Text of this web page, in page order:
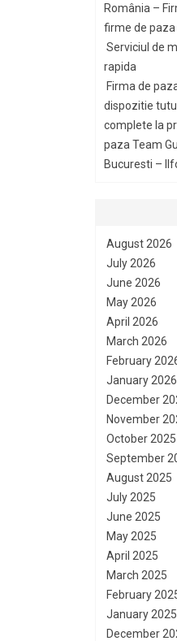
România –
firme de
Serviciul de
rapida
Firma de
dispozitie
complete la
paza Team
Bucuresti –
August 2026
July 2026
June 2026
May 2026
April 2026
March 2026
February
January 2026
December
November
October 2025
September
August 2025
July 2025
June 2025
May 2025
April 2025
March 2025
February
January 2025
December